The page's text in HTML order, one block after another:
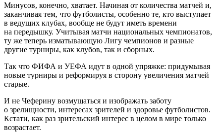
Минусов, конечно, хватает. Начиная от количества матчей и,
заканчивая тем, что футболисты, особенно те, кто выступает
в ведущих клубах, вообще не будут иметь времени
на передышку. Учитывая матчи национальных чемпионатов,
ту же теперь изматывающую Лигу чемпионов и разные
другие турниры, как клубов, так и сборных.
Так что ФИФА и УЕФА идут в одной упряжке: придумывая
новые турниры и реформируя в сторону увеличения матчей
старые.
И не Чеферину возмущаться и изображать заботу
о зрелищности, интересах зрителей и здоровье футболистов.
Кстати, как раз зрительский интерес в целом в мире только
возрастает.